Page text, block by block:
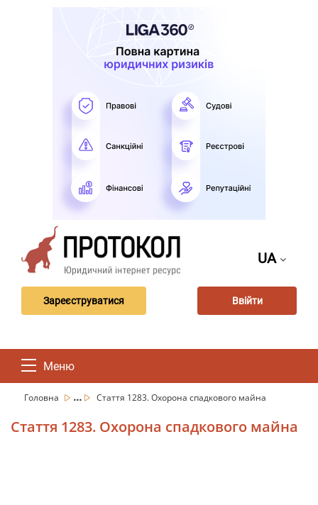
UA
Зареєструватися Ввійти
Меню
Головна ... Стаття 1283. Охорона спадкового майна
Стаття 1283. Охорона спадкового майна